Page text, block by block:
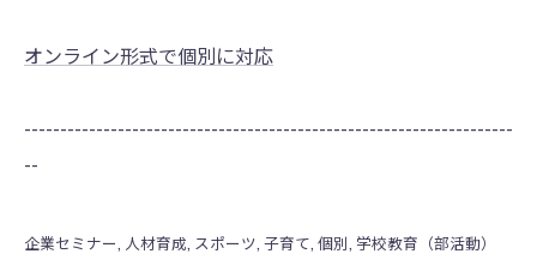
オンライン形式で個別に対応
--------------------------------------------------------------------
--
企業セミナー 人材育成 スポーツ 子育て 個別 学校教育（部活動）